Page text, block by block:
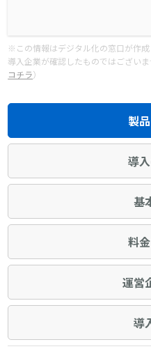
※この情報はデジタル化の窓口が作
導入企業が確認したものではござい
コチラ）
製
導
基
料
運営
導